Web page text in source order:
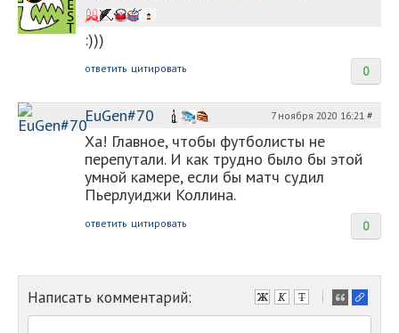
:)))
0
ответить цитировать
EuGen#70 7 ноября 2020 16:21 #
Ха! Главное, чтобы футболисты не
перепутали. И как трудно было бы этой
умной камере, если бы матч судил
Пьерлуиджи Коллина.
0
ответить цитировать
Написать комментарий:
-
-